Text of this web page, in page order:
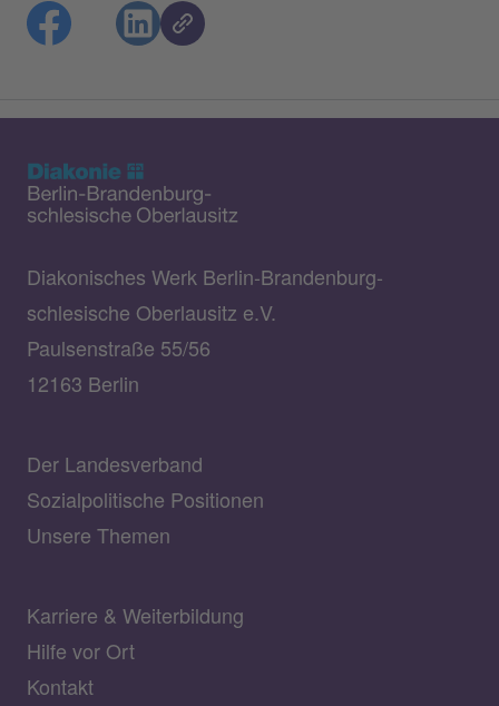
Diakonisches Werk Berlin-Brandenburg-
schlesische Oberlausitz e.V.
Paulsenstraße 55/56
12163 Berlin
Der Landesverband
Sozialpolitische Positionen
Unsere Themen
Karriere & Weiterbildung
Hilfe vor Ort
Kontakt